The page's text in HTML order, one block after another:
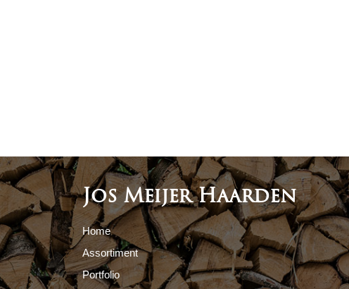
Jos Meijer Haarden
Home
Assortiment
Portfolio